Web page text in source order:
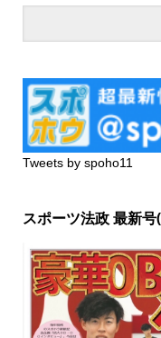
Tweets by spoho11
スポーツ法政 最新